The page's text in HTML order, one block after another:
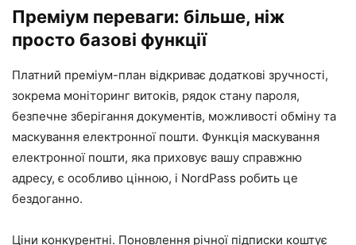
Преміум переваги: більше, ніж
просто базові функції
Платний преміум-план відкриває додаткові зручності,
зокрема моніторинг витоків, рядок стану пароля,
безпечне зберігання документів, можливості обміну та
маскування електронної пошти. Функція маскування
електронної пошти, яка приховує вашу справжню
адресу, є особливо цінною, і NordPass робить це
бездоганно.
Ціни конкурентні. Поновлення річної підписки коштує